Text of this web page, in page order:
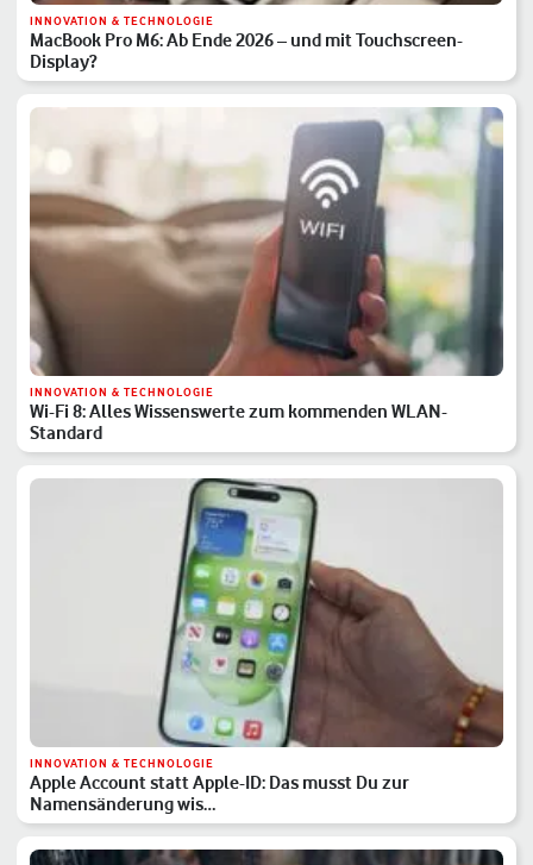
INNOVATION & TECHNOLOGIE
MacBook Pro M6: Ab Ende 2026 – und mit Touchscreen-
Display?
INNOVATION & TECHNOLOGIE
Wi-Fi 8: Alles Wissenswerte zum kommenden WLAN-
Standard
INNOVATION & TECHNOLOGIE
Apple Account statt Apple-ID: Das musst Du zur
Namensänderung wis…